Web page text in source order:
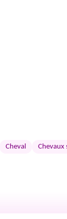
Cheval Chevaux